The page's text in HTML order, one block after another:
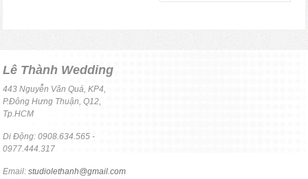
Lê Thành Wedding
443 Nguyễn Văn Quá, KP4,
P.Đông Hưng Thuận, Q12,
Tp.HCM
Di Động: 0908.634.565 -
0977.444.317
Email:studiolethanh@gmail.com